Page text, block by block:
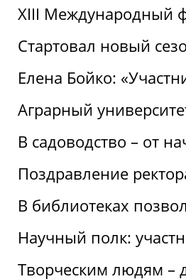
XIII Международный
Стартовал новый
Елена Бойко:
Аграрный
В садоводство – от
Поздравление
В библиотеках
Научный полк:
Творческим людям –